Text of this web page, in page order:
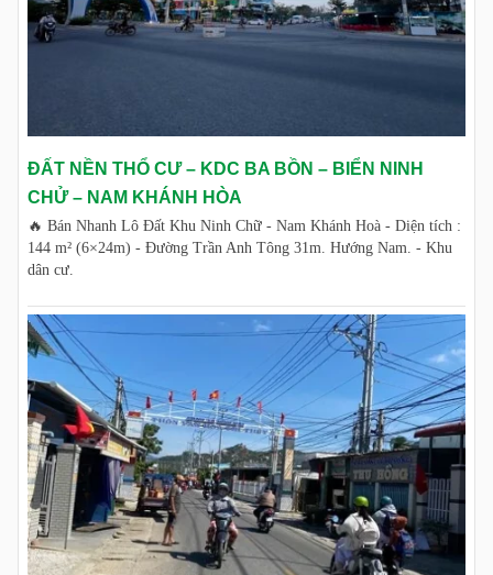
ĐẤT NỀN THỔ CƯ – KDC BA BỒN – BIỂN NINH
CHỬ – NAM KHÁNH HÒA
🔥 Bán Nhanh Lô Đất Khu Ninh Chữ - Nam Khánh Hoà - Diện tích :
144 m² (6×24m) - Đường Trần Anh Tông 31m. Hướng Nam. - Khu
dân cư.